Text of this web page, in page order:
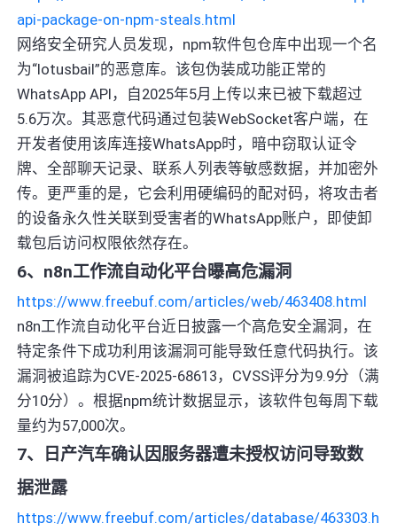
api-package-on-npm-steals.html
网络安全研究人员发现，npm软件包仓库中出现一个名
为“lotusbail”的恶意库。该包伪装成功能正常的
WhatsApp API，自2025年5月上传以来已被下载超过
5.6万次。其恶意代码通过包装WebSocket客户端，在
开发者使用该库连接WhatsApp时，暗中窃取认证令
牌、全部聊天记录、联系人列表等敏感数据，并加密外
传。更严重的是，它会利用硬编码的配对码，将攻击者
的设备永久性关联到受害者的WhatsApp账户，即使卸
载包后访问权限依然存在。
6、n8n工作流自动化平台曝高危漏洞
https://www.freebuf.com/articles/web/463408.html
n8n工作流自动化平台近日披露一个高危安全漏洞，在
特定条件下成功利用该漏洞可能导致任意代码执行。该
漏洞被追踪为CVE-2025-68613，CVSS评分为9.9分（满
分10分）。根据npm统计数据显示，该软件包每周下载
量约为57,000次。
7、日产汽车确认因服务器遭未授权访问导致数
据泄露
https://www.freebuf.com/articles/database/463303.h